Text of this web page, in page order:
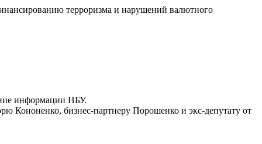
терроризма и нарушений валютного
информации НБУ.
Кононенко, бизнес-партнеру Порошенко и экс-депутату от